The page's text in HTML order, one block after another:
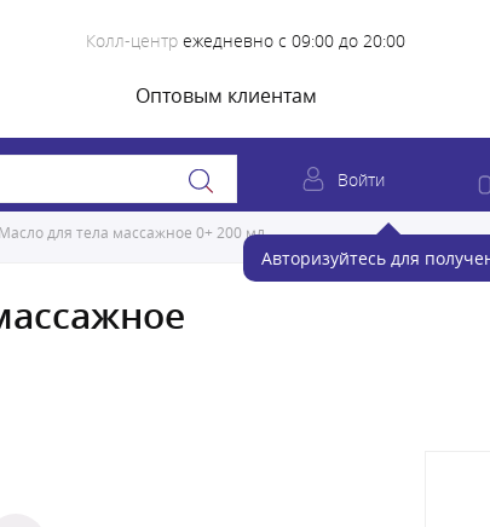
Колл-центр ежедневно с 09:00 до 20:00
Оптовым клиентам
Войти
Авторизуйтесь для
для тела массажное 0+ 200 мл